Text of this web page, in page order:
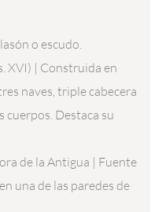
o escudo.
XVI) | Construida en
naves, triple cabecera
cuerpos. Destaca su
de la Antigua | Fuente
una de las paredes de